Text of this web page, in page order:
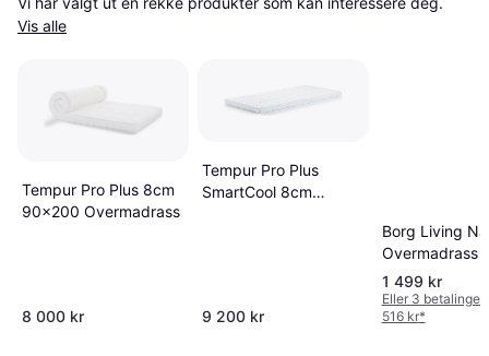
Vis alle
Tempur Pro Plus 8cm
90x200 Overmadrass
8 000 kr
Tempur Pro Plus
SmartCool 8cm
9 200 kr
Borg Living
Overmadrass
1 499 kr
Eller 3 betalinger
516 kr*